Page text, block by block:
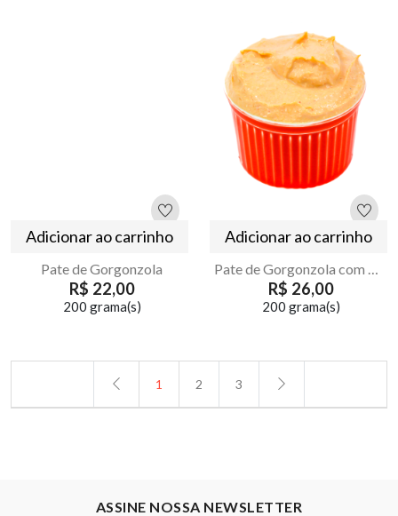
Adicionar ao carrinho
Pate de Gorgonzola
R$ 22,00
200 grama(s)
Adicionar ao carrinho
Pate de Gorgonzola com Mostarda
R$ 26,00
200 grama(s)
1 2 3
ASSINE NOSSA NEWSLETTER